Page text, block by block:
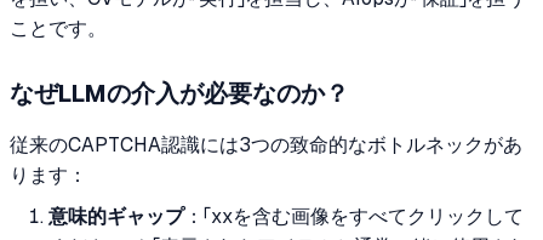
ことです。
なぜLLMの介入が必要なのか？
従来のCAPTCHA認識には3つの致命的なボトルネックがあ
ります：
意味的ギャップ：「xxを含む画像をすべてクリックして